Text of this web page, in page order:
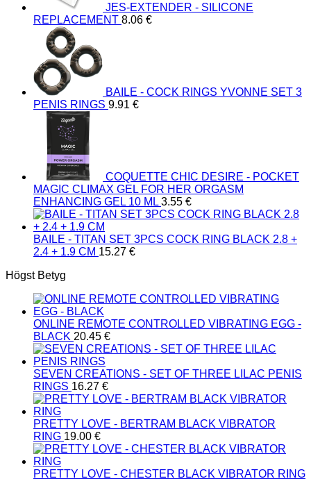
JES-EXTENDER - SILICONE
REPLACEMENT 8.06 €
BAILE - COCK RINGS YVONNE SET 3
PENIS RINGS 9.91 €
COQUETTE CHIC DESIRE - POCKET
MAGIC CLIMAX GEL FOR HER ORGASM
ENHANCING GEL 10 ML 3.55 €
BAILE - TITAN SET 3PCS COCK RING BLACK 2.8 +
2.4 + 1.9 CM 15.27 €
Högst Betyg
ONLINE REMOTE CONTROLLED VIBRATING EGG -
BLACK 20.45 €
SEVEN CREATIONS - SET OF THREE LILAC PENIS
RINGS 16.27 €
PRETTY LOVE - BERTRAM BLACK VIBRATOR
RING 19.00 €
PRETTY LOVE - CHESTER BLACK VIBRATOR RING